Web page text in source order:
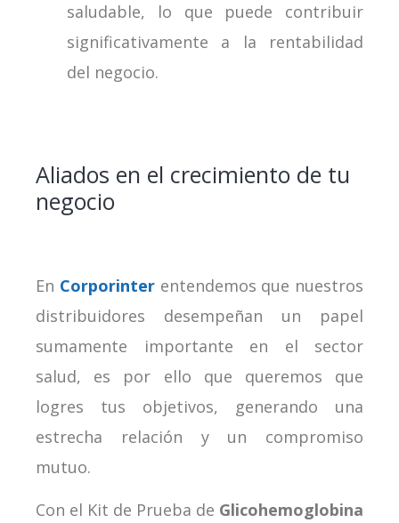
saludable, lo que puede contribuir
significativamente a la rentabilidad
del negocio.
Aliados en el crecimiento de tu
negocio
En Corporinterentendemos que nuestros
distribuidores desempeñan un papel
sumamente importante en el sector
salud, es por ello que queremos que
logres tus objetivos, generando una
estrecha relación y un compromiso
mutuo.
Con el Kit de Prueba de Glicohemoglobina